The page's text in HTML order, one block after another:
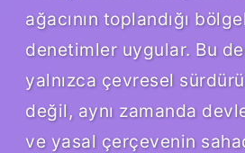
ağacının toplandığı
denetimler uygular. Bu
yalnızca çevresel
değil, aynı zamanda
ve yasal çerçevenin